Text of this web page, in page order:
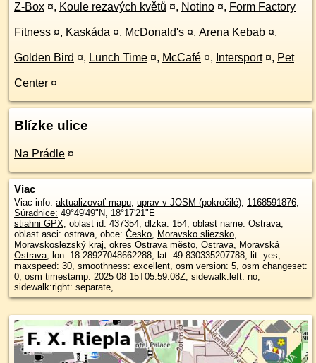
Z-Box ¤, Koule rezavých květů ¤, Notino ¤, Form Factory
Fitness ¤, Kaskáda ¤, McDonald's ¤, Arena Kebab ¤,
Golden Bird ¤, Lunch Time ¤, McCafé ¤, Intersport ¤, Pet
Center ¤
Blízke ulice
Na Prádle ¤
Viac
Viac info: aktualizovať mapu, uprav v JOSM (pokročilé), 1168591876,
Súradnice: 49°49'49"N, 18°17'21"E
stiahni GPX, oblast id: 437354, dlzka: 154, oblast name: Ostrava,
oblast asci: ostrava, obce: Česko, Moravsko sliezsko,
Moravskoslezský kraj, okres Ostrava město, Ostrava, Moravská
Ostrava, lon: 18.28927048662288, lat: 49.830335207788, lit: yes,
maxspeed: 30, smoothness: excellent, osm version: 5, osm changeset:
0, osm timestamp: 2025 08 15T05:59:08Z, sidewalk:left: no,
sidewalk:right: separate,